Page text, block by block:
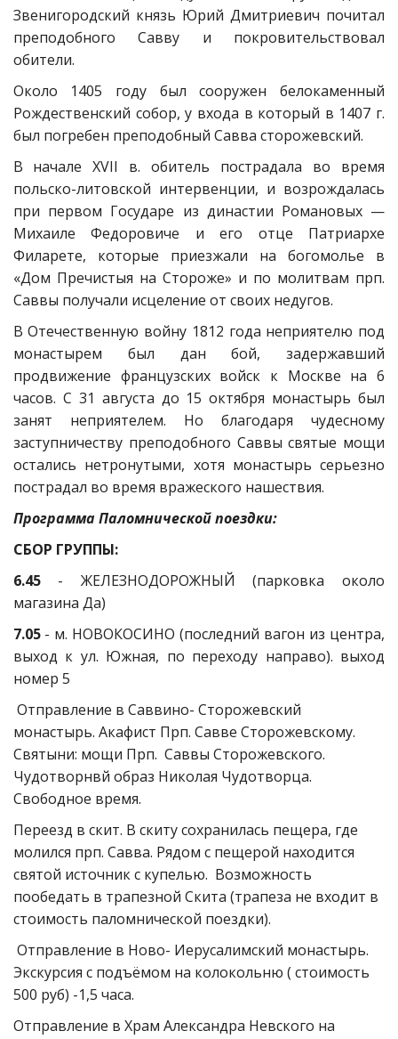
Звенигородский князь Юрий Дмитриевич почитал
преподобного Савву и покровительствовал
обители.
Около 1405 году был сооружен белокаменный
Рождественский собор, у входа в который в 1407 г.
был погребен преподобный Савва сторожевский.
В начале XVII в. обитель пострадала во время
польско-литовской интервенции, и возрождалась
при первом Государе из династии Романовых —
Михаиле Федоровиче и его отце Патриархе
Филарете, которые приезжали на богомолье в
«Дом Пречистыя на Стороже» и по молитвам прп.
Саввы получали исцеление от своих недугов.
В Отечественную войну 1812 года неприятелю под
монастырем был дан бой, задержавший
продвижение французских войск к Москве на 6
часов. С 31 августа до 15 октября монастырь был
занят неприятелем. Но благодаря чудесному
заступничеству преподобного Саввы святые мощи
остались нетронутыми, хотя монастырь серьезно
пострадал во время вражеского нашествия.
Программа Паломнической поездки:
СБОР ГРУППЫ:
6.45- ЖЕЛЕЗНОДОРОЖНЫЙ (парковка около
магазина Да)
7.05- м. НОВОКОСИНО (последний вагон из центра,
выход к ул. Южная, по переходу направо). выход
номер 5
монастырь. Акафист Прп. Савве Сторожевскому.
Святыни: мощи Прп.  Саввы Сторожевского.
Чудотворнвй образ Николая Чудотворца.
Свободное время.
Переезд в скит. В скиту сохранилась пещера, где
молился прп. Савва. Рядом с пещерой находится
святой источник с купелью.  Возможность
пообедать в трапезной Скита (трапеза не входит в
стоимость паломнической поездки).
Экскурсия с подъёмом на колокольню ( стоимость
500 руб) -1,5 часа.
Отправление в Храм Александра Невского на